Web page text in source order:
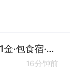
汉合人力:整车 普工/质检【5险1金·包食宿·晋升空间·厂车接送】
16分钟前